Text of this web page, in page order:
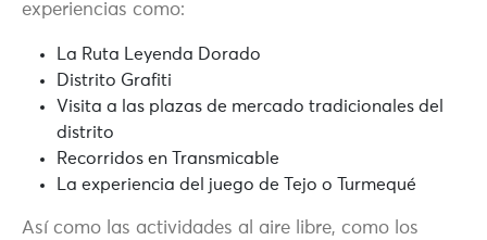
experiencias como:
La Ruta Leyenda Dorado
Distrito Grafiti
Visita a las plazas de mercado tradicionales del
distrito
Recorridos en Transmicable
La experiencia del juego de Tejo o Turmequé
Así como las actividades al aire libre, como los